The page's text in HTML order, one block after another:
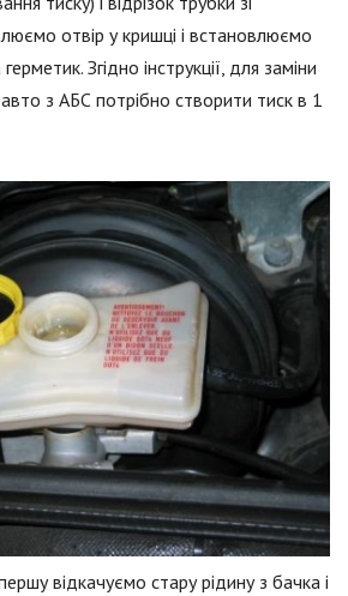
отвір у кришці і встановлюємо
Згідно інструкції, для заміни
авто з АБС потрібно створити тиск в 1
відкачуємо стару рідину з бачка і